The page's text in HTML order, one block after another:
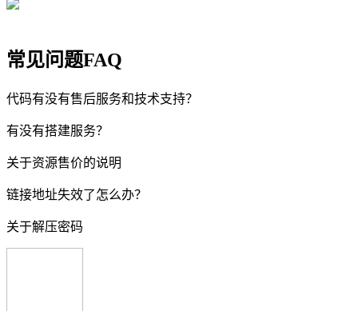
常见问题FAQ
代码有没有售后服务和技术支持？
有没有搭建服务？
关于资源售价的说明
链接地址失效了怎么办？
关于解压密码